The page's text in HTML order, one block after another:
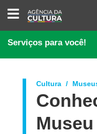
AGÊNCIA
DA
CULTURA
Serviços para você!
Cultura
Museu